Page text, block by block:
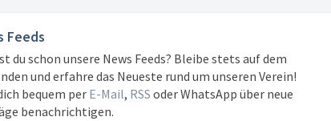
Feeds
du schon unsere News Feeds? Bleibe stets auf dem
und erfahre das Neueste rund um unseren Verein!
bequem per E-Mail, RSS oder WhatsApp über neue
benachrichtigen.